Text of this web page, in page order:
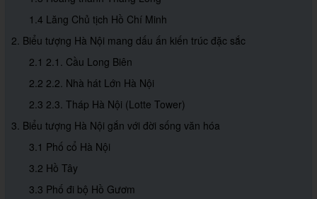
1.4 Lăng Chủ tịch Hồ Chí Minh
2. Biểu tượng Hà Nội mang dấu ấn kiến trúc đặc sắc
2.1 2.1. Cầu Long Biên
2.2 2.2. Nhà hát Lớn Hà Nội
2.3 2.3. Tháp Hà Nội (Lotte Tower)
3. Biểu tượng Hà Nội gắn với đời sống văn hóa
3.1 Phố cổ Hà Nội
3.2 Hồ Tây
3.3 Phố đi bộ Hồ Gươm